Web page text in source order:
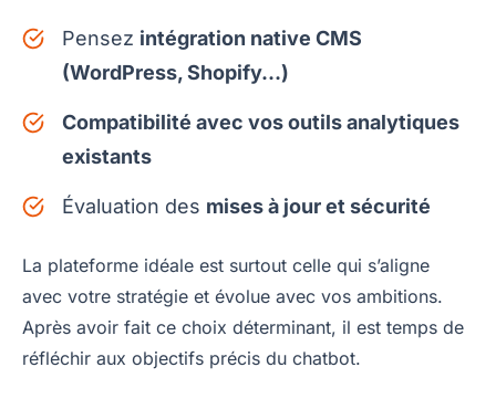
Pensez intégration native CMS
(WordPress, Shopify…)
Compatibilité avec vos outils analytiques
existants
Évaluation des mises à jour et sécurité
La plateforme idéale est surtout celle qui s’aligne
avec votre stratégie et évolue avec vos ambitions.
Après avoir fait ce choix déterminant, il est temps de
réfléchir aux objectifs précis du chatbot.